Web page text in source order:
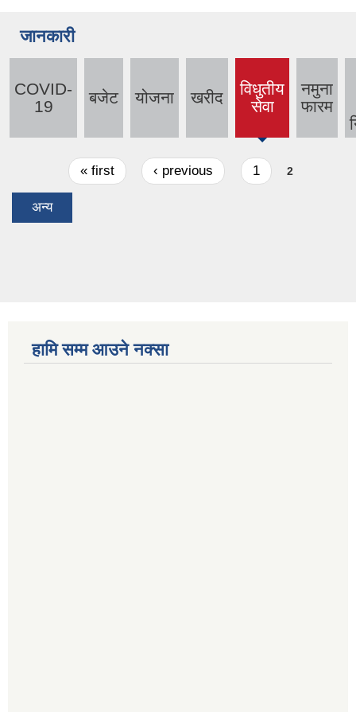
जानकारी
COVID-
19
बजेट योजना खरीद
विधुतीय
सेवा
(active
नमुना
फारम
Pages « first ‹ previous 1 2
अन्य
हामि सम्म आउने नक्सा